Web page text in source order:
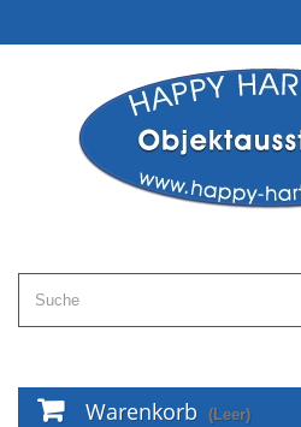
Warenkorb (Leer)